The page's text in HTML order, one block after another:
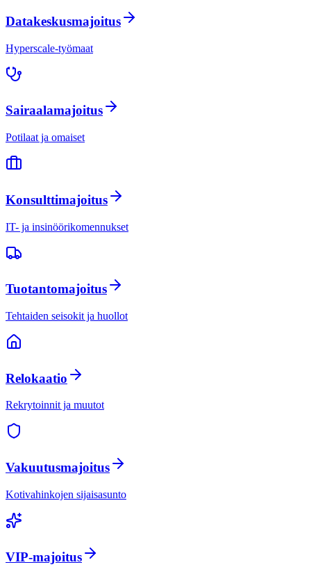
Datakeskusmajoitus
Hyperscale-työmaat
Sairaalamajoitus
Potilaat ja omaiset
Konsulttimajoitus
IT- ja insinöörikomennukset
Tuotantomajoitus
Tehtaiden seisokit ja huollot
Relokaatio
Rekrytoinnit ja muutot
Vakuutusmajoitus
Kotivahinkojen sijaisasunto
VIP-majoitus